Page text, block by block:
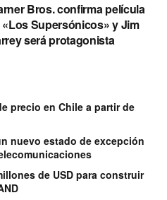
Bros. confirma película
«Los Supersónicos» y Jim
será protagonista
precio en Chile a partir de
nuevo estado de excepción
de USD para construir